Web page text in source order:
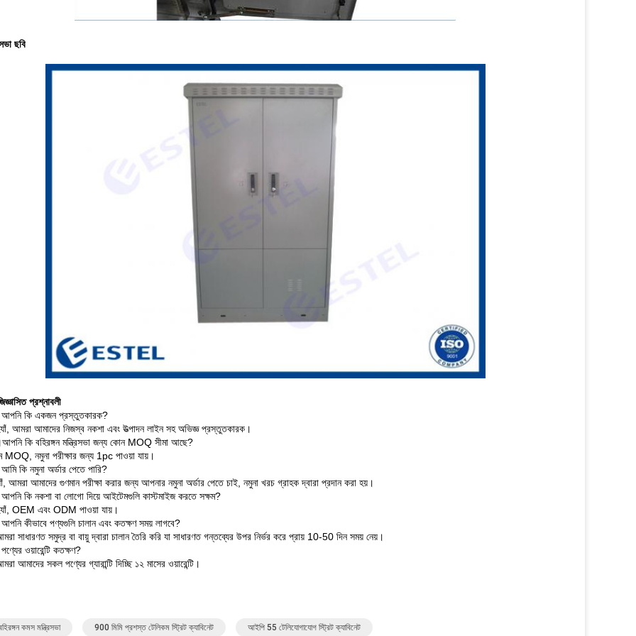
ছবি
প্রশ্নাবলী
কি একজন প্রস্তুতকারক?
আমরা আমাদের নিজস্ব নকশা এবং উত্পাদন লাইন সহ অভিজ্ঞ প্রস্তুতকারক।
কি বহিরঙ্গন মন্ত্রিসভা জন্য কোন MOQ সীমা আছে?
নমুনা পরীক্ষার জন্য 1pc পাওয়া যায়।
কি নমুনা অর্ডার পেতে পারি?
আমরা আমাদের গুণমান পরীক্ষা করার জন্য আপনার নমুনা অর্ডার পেতে চাই, নমুনা খরচ গ্রাহক দ্বারা প্রদান করা হয়।
কি নকশা বা লোগো দিয়ে আইটেমগুলি কাস্টমাইজ করতে সক্ষম?
OEM এবং ODM পাওয়া যায়।
কীভাবে পণ্যগুলি চালান এবং কতক্ষণ সময় লাগবে?
সাধারণত সমুদ্র বা বায়ু দ্বারা চালান তৈরি করি যা সাধারণত গন্তব্যের উপর নির্ভর করে প্রায় 10-50 দিন সময় নেয়।
ওয়ারেন্টি কতক্ষণ?
আমাদের সকল পণ্যের গ্যারান্টি দিচ্ছি ১২ মাসের ওয়ারেন্টি।
কমস মন্ত্রিসভা 900 মিমি প্রশস্ত টেলিকম স্ট্রিট ক্যাবিনেট আইপি 55 টেলিযোগাযোগ স্ট্রিট ক্যাবিনেট